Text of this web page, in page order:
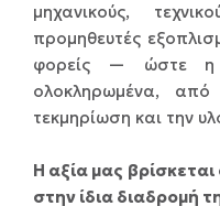
μηχανικούς,
προμηθευτές
φορείς — ώστε η
ολοκληρωμένα,
τεκμηρίωση και την
Η αξία μας
στην ίδια διαδρομή